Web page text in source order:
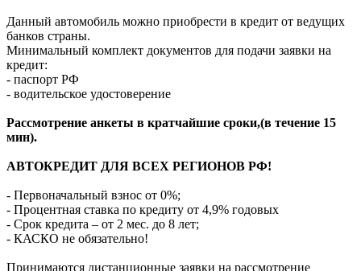
Данный автомобиль можно приобрести в кредит от ведущих
банков страны.
Минимальный комплект документов для подачи заявки на
кредит:
- паспорт РФ
- водительское удостоверение
Рассмотрение анкеты в кратчайшие сроки,(в течение 15
мин).
АВТОКРЕДИТ ДЛЯ ВСЕХ РЕГИОНОВ РФ!
- Первоначальный взнос от 0%;
- Процентная ставка по кредиту от 4,9% годовых
- Срок кредита – от 2 мес. до 8 лет;
- КАСКО не обязательно!
Принимаются дистанционные заявки на рассмотрение